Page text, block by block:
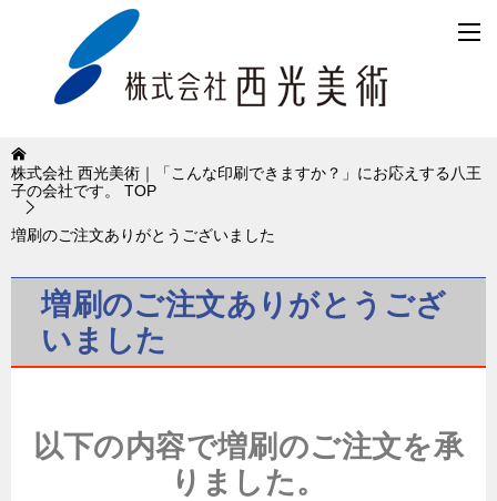
株式会社 西光美術｜「こんな印刷できますか？」にお応えする八王
子の会社です。
TOP
増刷のご注文ありがとうございました
増刷のご注文ありがとうござ
いました
以下の内容で増刷のご注文を承
りました。